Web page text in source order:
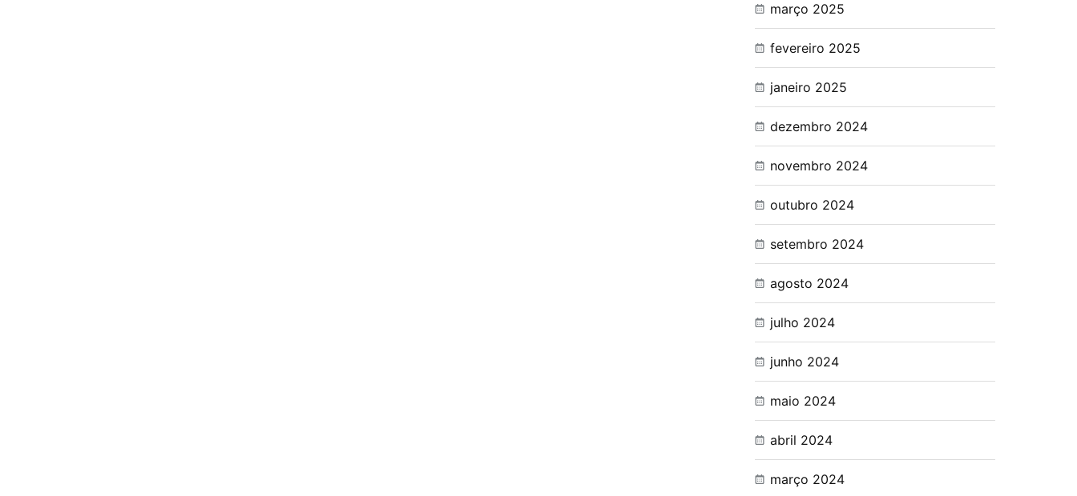
março 2025
fevereiro 2025
janeiro 2025
dezembro 2024
novembro 2024
outubro 2024
setembro 2024
agosto 2024
julho 2024
junho 2024
maio 2024
abril 2024
março 2024